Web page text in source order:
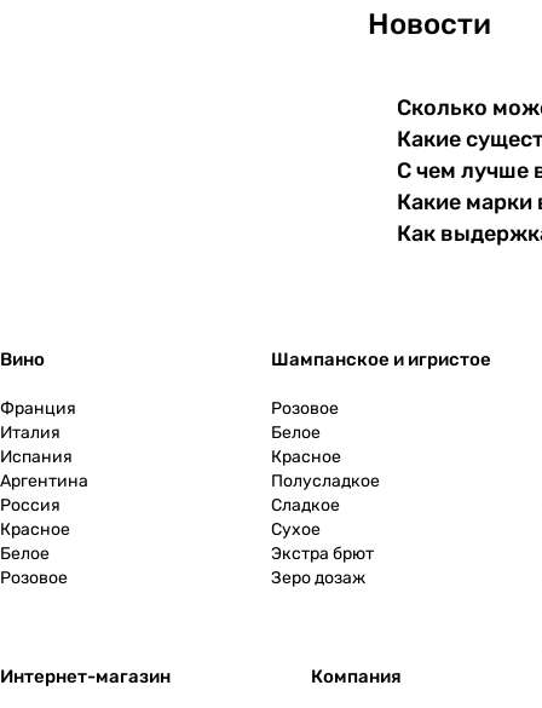
Новости
Сколько
Какие
С чем лучше
Какие марки
Как
Вино
Франция
Италия
Испания
Аргентина
Россия
Красное
Белое
Розовое
Шампанское и игристое
Розовое
Белое
Красное
Полусладкое
Сладкое
Сухое
Экстра брют
Зеро дозаж
Интернет-магазин Компания